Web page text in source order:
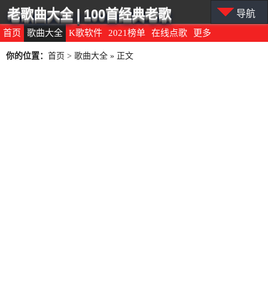
首页 歌曲大全 K歌软件 2021榜单 在线点歌 更多
老歌曲大全 | 100首经典老歌 导航
你的位置： 首页 > 歌曲大全 » 正文